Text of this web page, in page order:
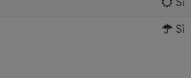
Sì